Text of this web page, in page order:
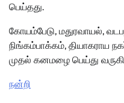
பெய்தது.
கோயம்பேடு, மதுரவாயல்,
நிங்கம்பாக்கம், தியாகராய
முதல் கனமழை பெய்து
நன்றி